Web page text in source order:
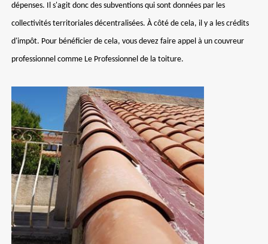
dépenses. Il s'agit donc des subventions qui sont données par les
collectivités territoriales décentralisées. À côté de cela, il y a les crédits
d'impôt. Pour bénéficier de cela, vous devez faire appel à un couvreur
professionnel comme Le Professionnel de la toiture.